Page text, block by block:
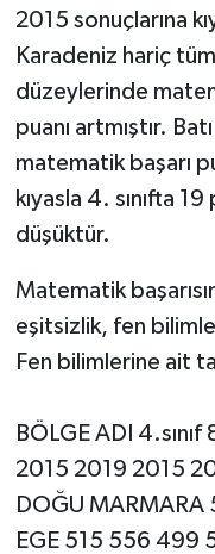
2015 sonuçlarına
Karadeniz hariç
düzeylerinde
puanı artmıştır.
matematik başarı
kıyasla 4. sınıfta
düşüktür.
Matematik
eşitsizlik, fen
Fen bilimlerine ait
BÖLGE ADI 4.sınıf
2015 2019 2015
DOĞU
EGE 515 556 499